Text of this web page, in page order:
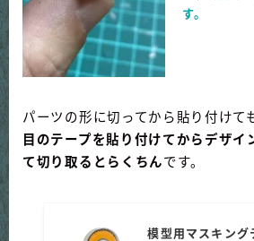
す。
パーツの形に切ってから貼り付けて
目のテープを貼り付けてからデザイ
て切り取るとらくちんです。
模型用マスキング